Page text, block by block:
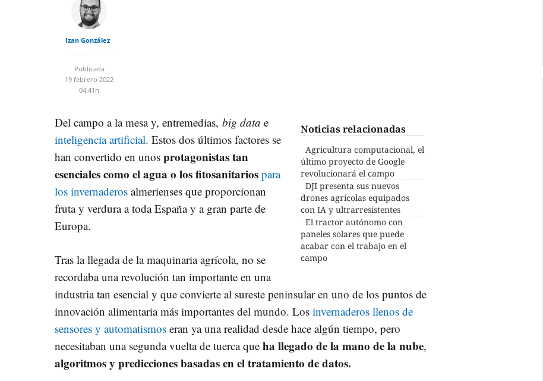
Izan González
Publicada
19 febrero 2022
04:41h
Noticias relacionadas
Agricultura computacional, el
último proyecto de Google
revolucionará el campo
DJI presenta sus nuevos
drones agrícolas equipados
con IA y ultrarresistentes
El tractor autónomo con
paneles solares que puede
acabar con el trabajo en el
campo
Del campo a la mesa y, entremedias, big data e
inteligencia artificial. Estos dos últimos factores se
han convertido en unos protagonistas tan
esenciales como el agua o los fitosanitarios para
los invernaderos almerienses que proporcionan
fruta y verdura a toda España y a gran parte de
Europa.
Tras la llegada de la maquinaria agrícola, no se
recordaba una revolución tan importante en una
industria tan esencial y que convierte al sureste peninsular en uno de los puntos de
innovación alimentaria más importantes del mundo. Los invernaderos llenos de
sensores y automatismos eran ya una realidad desde hace algún tiempo, pero
necesitaban una segunda vuelta de tuerca que ha llegado de la mano de la nube,
algoritmos y predicciones basadas en el tratamiento de datos.